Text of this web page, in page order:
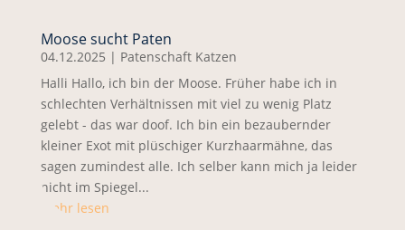
Moose sucht Paten
04.12.2025 | Patenschaft Katzen
Halli Hallo, ich bin der Moose. Früher habe ich in
schlechten Verhältnissen mit viel zu wenig Platz
gelebt - das war doof. Ich bin ein bezaubernder
kleiner Exot mit plüschiger Kurzhaarmähne, das
sagen zumindest alle. Ich selber kann mich ja leider
nicht im Spiegel...
mehr lesen